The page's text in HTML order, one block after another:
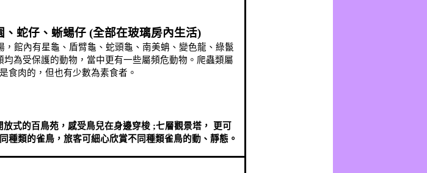
、蛇仔、蜥蝪仔 (全部在玻璃房內生活)
館內有星龜、盾臂龜、蛇頭龜、南美蚺、變色龍、綠鬣
為受保護的動物，當中更有一些屬頻危動物。爬蟲類屬
食肉的，但也有少數為素食者。
放式的百鳥苑，感受鳥兒在身邊穿梭;七層觀景塔，
更可
種類的雀鳥，旅客可細心欣賞不同種類雀鳥的動、靜態。